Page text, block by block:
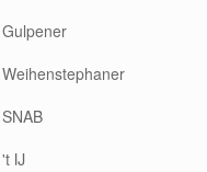
Gulpener
Weihenstephaner
SNAB
't IJ